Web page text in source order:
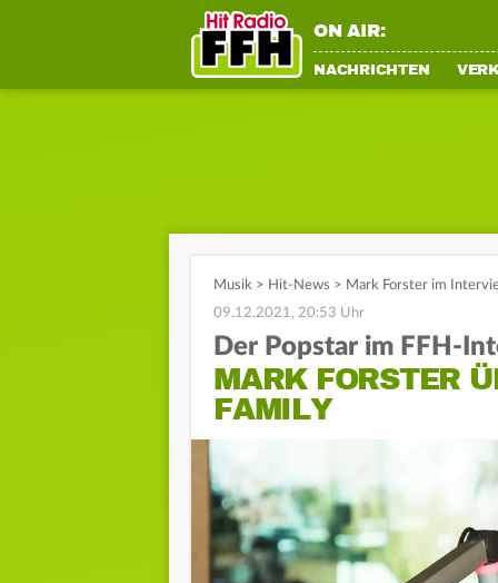
ON AIR:
NACHRICHTEN
Musik > Hit-News > Mark Forster im
09.12.2021, 20:53 Uhr
Der Popstar im FFH-
MARK FORSTER
FAMILY